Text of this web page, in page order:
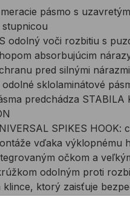
pásmo s
odolný voči rozbitiu s
absorbujúcim
pred silnými nárazmi
sklolaminátové
predchádza STABILA
SPIKES HOOK:
vďaka výklopnému
očkom a
odolným proti
klince, ktorý zaisťuje